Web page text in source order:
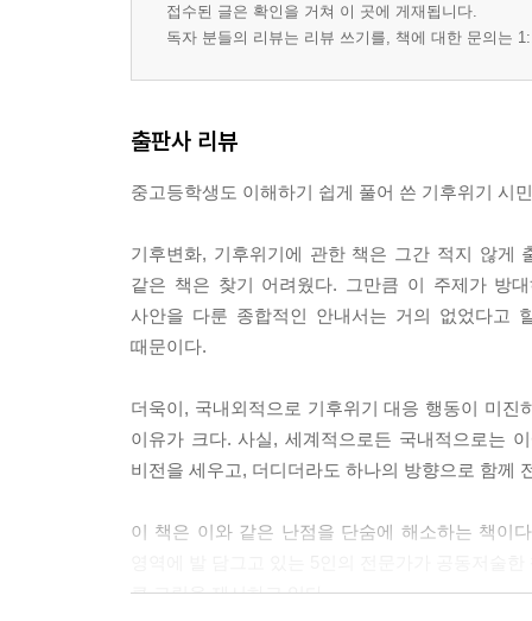
접수된 글은 확인을 거쳐 이 곳에 게재됩니다.
독자 분들의 리뷰는 리뷰 쓰기를, 책에 대한 문의는
출판사 리뷰
중고등학생도 이해하기 쉽게 풀어 쓴 기후위기 시
기후변화, 기후위기에 관한 책은 그간 적지 않게
같은 책은 찾기 어려웠다. 그만큼 이 주제가 방
사안을 다룬 종합적인 안내서는 거의 없었다고
때문이다.
더욱이, 국내외적으로 기후위기 대응 행동이 미
이유가 크다. 사실, 세계적으로든 국내적으로는
비전을 세우고, 더디더라도 하나의 방향으로 함께
이 책은 이와 같은 난점을 단숨에 해소하는 책이
큰 그림을 제시하고 있다.